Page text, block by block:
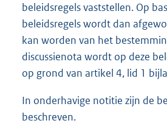
beleidsregels vaststellen. Op
beleidsregels wordt dan
kan worden van het
discussienota wordt op deze
op grond van artikel 4, lid 1
In onderhavige notitie zijn de
beschreven.